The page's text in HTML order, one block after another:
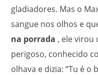
gladiadores. Mas o
sangue nos olhos e
na porrada , ele
perigoso, conhecido
olhava e dizia: “Tu é o